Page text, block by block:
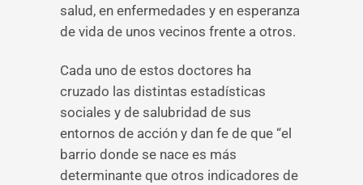
salud, en enfermedades y en esperanza
de vida de unos vecinos frente a otros.
Cada uno de estos doctores ha
cruzado las distintas estadísticas
sociales y de salubridad de sus
entornos de acción y dan fe de que “el
barrio donde se nace es más
determinante que otros indicadores de